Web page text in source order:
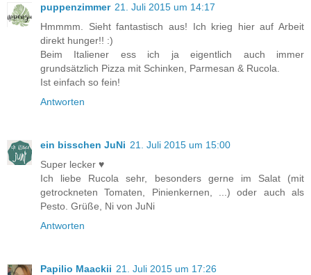
puppenzimmer 21. Juli 2015 um 14:17
Hmmmm. Sieht fantastisch aus! Ich krieg hier auf Arbeit
direkt hunger!! :)
Beim Italiener ess ich ja eigentlich auch immer
grundsätzlich Pizza mit Schinken, Parmesan & Rucola.
Ist einfach so fein!
Antworten
ein bisschen JuNi 21. Juli 2015 um 15:00
Super lecker ♥
Ich liebe Rucola sehr, besonders gerne im Salat (mit
getrockneten Tomaten, Pinienkernen, ...) oder auch als
Pesto. Grüße, Ni von JuNi
Antworten
Papilio Maackii 21. Juli 2015 um 17:26